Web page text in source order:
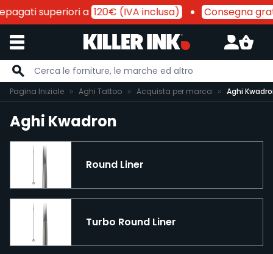
superiori a 120€ (IVA inclusa) Consegna
Salta al contenuto
Pagina Iniziale Aghi Tattoo Acquista per marca Aghi
Aghi Kwadron
Round Liner
Turbo Round Liner